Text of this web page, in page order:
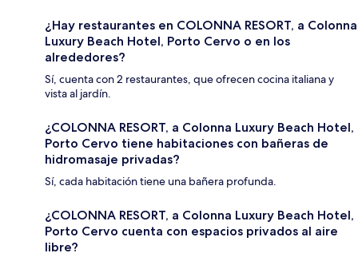
¿Hay restaurantes en COLONNA RESORT, a Colonna
Luxury Beach Hotel, Porto Cervo o en los
alrededores?
Sí, cuenta con 2 restaurantes, que ofrecen cocina italiana y
vista al jardín.
¿COLONNA RESORT, a Colonna Luxury Beach Hotel,
Porto Cervo tiene habitaciones con bañeras de
hidromasaje privadas?
Sí, cada habitación tiene una bañera profunda.
¿COLONNA RESORT, a Colonna Luxury Beach Hotel,
Porto Cervo cuenta con espacios privados al aire
libre?